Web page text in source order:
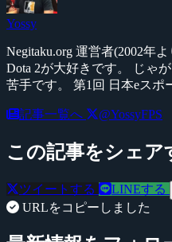
Yossy
Negitaku.org 運営者(2002年
Dota 2が大好きです。 じゃ
苦手です。 第1回 日本eスポ
記事一覧へ @YossyFPS
この記事をシェア
ツイートする LINEする
URLをコピーしました